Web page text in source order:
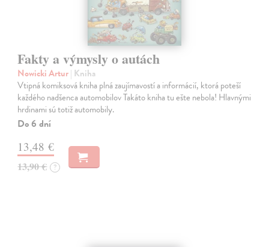
Fakty a výmysly o autách
Nowicki Artur| Kniha
Vtipná komiksová kniha plná zaujímavostí a informácií, ktorá poteší
každého nadšenca automobilov Takáto kniha tu ešte nebola! Hlavnými
hrdinami sú totiž automobily.
Do 6 dní
13,48 €
13,90 € ?